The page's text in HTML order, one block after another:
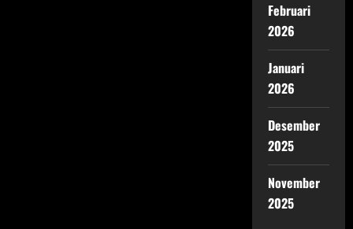
Februari
2026
Januari
2026
Desember
2025
November
2025